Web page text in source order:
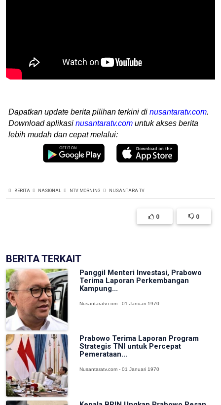
Dapatkan update berita pilihan terkini di nusantaratv.com.
Download aplikasi nusantaratv.com untuk akses berita
lebih mudah dan cepat melalui:
BERITA NASIONAL NTV MORNING NUSANTARA TV
0 0
BERITA TERKAIT
Panggil Menteri Investasi, Prabowo
Terima Laporan Perkembangan
Kampung...
Nusantaratv.com - 01 Januari 1970
Prabowo Terima Laporan Program
Strategis TNI untuk Percepat
Pemerataan...
Nusantaratv.com - 01 Januari 1970